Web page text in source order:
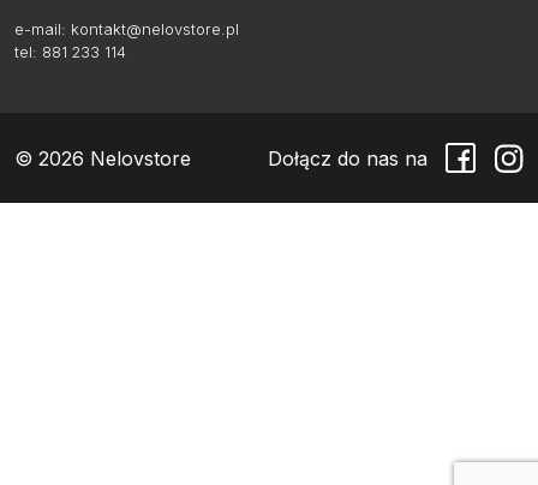
e-mail: kontakt@nelovstore.pl
tel: 881 233 114
© 2026 Nelovstore Dołącz do nas na